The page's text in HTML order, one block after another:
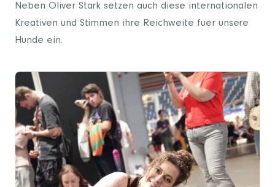
Neben Oliver Stark setzen auch diese internationalen
Kreativen und Stimmen ihre Reichweite fuer unsere
Hunde ein.